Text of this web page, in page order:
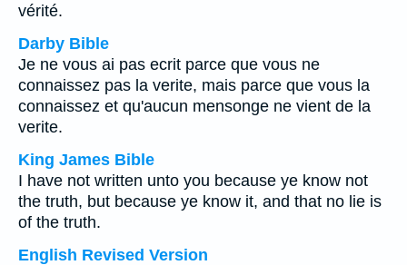
vérité.
Darby Bible
Je ne vous ai pas ecrit parce que vous ne
connaissez pas la verite, mais parce que vous la
connaissez et qu'aucun mensonge ne vient de la
verite.
King James Bible
I have not written unto you because ye know not
the truth, but because ye know it, and that no lie is
of the truth.
English Revised Version